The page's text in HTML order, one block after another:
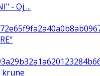
- Oj ...
krune